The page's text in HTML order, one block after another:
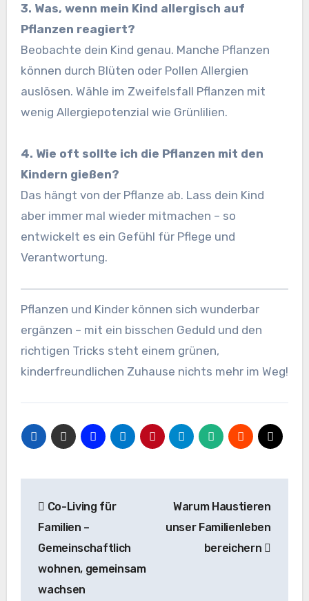
3. Was, wenn mein Kind allergisch auf
Pflanzen reagiert?
Beobachte dein Kind genau. Manche Pflanzen
können durch Blüten oder Pollen Allergien
auslösen. Wähle im Zweifelsfall Pflanzen mit
wenig Allergiepotenzial wie Grünlilien.
4. Wie oft sollte ich die Pflanzen mit den
Kindern gießen?
Das hängt von der Pflanze ab. Lass dein Kind
aber immer mal wieder mitmachen – so
entwickelt es ein Gefühl für Pflege und
Verantwortung.
Pflanzen und Kinder können sich wunderbar
ergänzen – mit ein bisschen Geduld und den
richtigen Tricks steht einem grünen,
kinderfreundlichen Zuhause nichts mehr im Weg!
Co-Living für
Familien –
Gemeinschaftlich
wohnen, gemeinsam
wachsen
Warum Haustieren
unser Familienleben
bereichern